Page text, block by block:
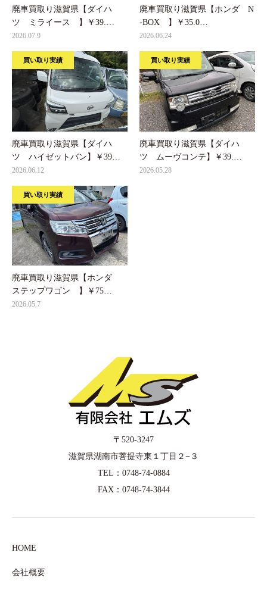
廃車買取り滋賀県【ダイハ
ツ ミライース 】￥39.…
2026.07.9
廃車買取り滋賀県【ホンダ N
-BOX 】￥35.0…
2026.06.24
買い取り実績
廃車買取り滋賀県【ダイハ
ツ ハイゼットバン】￥39…
2026.06.12
買い取り実績
廃車買取り滋賀県【ダイハ
ツ ムーヴコンテ】￥39.…
2026.05.28
買い取り実績
廃車買取り滋賀県【ホンダ
ステップワゴン 】￥75…
2026.05.7
〒520-3247
滋賀県湖南市菩提寺東１丁目２−３
TEL：0748-74-0884
FAX：0748-74-3844
HOME
会社概要